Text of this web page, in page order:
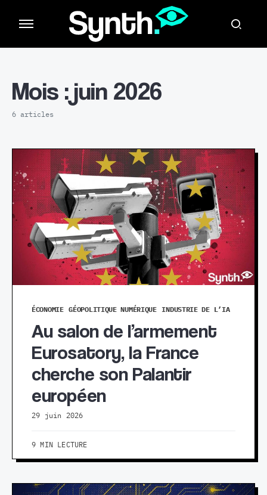
Mois :juin 2026
6 articles
ÉCONOMIE GÉOPOLITIQUE NUMÉRIQUE INDUSTRIE DE L’IA
Au salon de l’armement
Eurosatory, la France
cherche son Palantir
européen
29 juin 2026
9 MIN LECTURE